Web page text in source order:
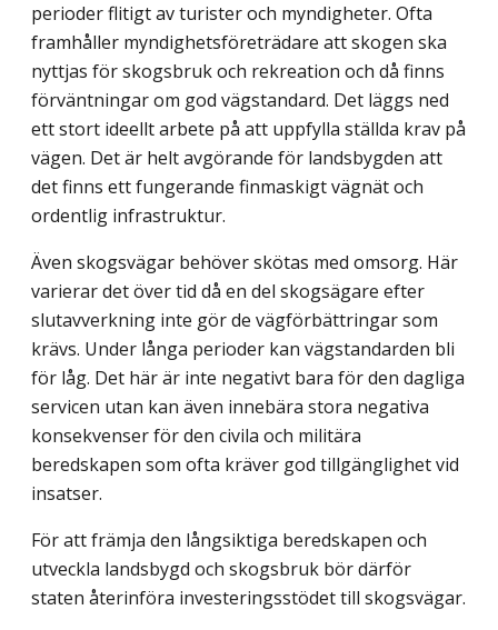
perioder flitigt av turister och myndigheter. Ofta
framhåller myndighetsföreträdare att skogen ska
nyttjas för skogsbruk och rekreation och då finns
förväntningar om god vägstandard. Det läggs ned
ett stort ideellt arbete på att uppfylla ställda krav på
vägen. Det är helt avgörande för landsbygden att
det finns ett fungerande finmaskigt vägnät och
ordentlig infrastruktur.
Även skogsvägar behöver skötas med omsorg. Här
varierar det över tid då en del skogsägare efter
slutavverkning inte gör de vägförbättringar som
krävs. Under långa perioder kan vägstandarden bli
för låg. Det här är inte negativt bara för den dagliga
servicen utan kan även innebära stora negativa
konsekvenser för den civila och militära
beredskapen som ofta kräver god tillgänglighet vid
insatser.
För att främja den långsiktiga beredskapen och
utveckla landsbygd och skogsbruk bör därför
staten återinföra investeringsstödet till skogsvägar.